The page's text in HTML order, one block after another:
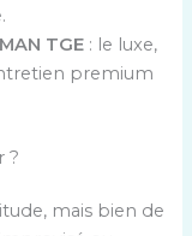
TGE : le luxe,
premium
?
mais bien de